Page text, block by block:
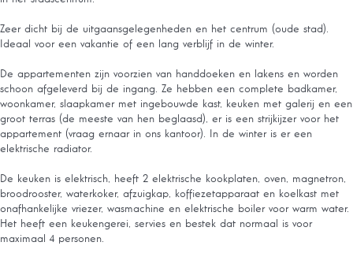
Zeer dicht bij de uitgaansgelegenheden en het centrum (oude stad).
Ideaal voor een vakantie of een lang verblijf in de winter.
De appartementen zijn voorzien van handdoeken en lakens en worden
schoon afgeleverd bij de ingang. Ze hebben een complete badkamer,
woonkamer, slaapkamer met ingebouwde kast, keuken met galerij en een
groot terras (de meeste van hen beglaasd), er is een strijkijzer voor het
appartement (vraag ernaar in ons kantoor). In de winter is er een
elektrische radiator.
De keuken is elektrisch, heeft 2 elektrische kookplaten, oven, magnetron,
broodrooster, waterkoker, afzuigkap, koffiezetapparaat en koelkast met
onafhankelijke vriezer, wasmachine en elektrische boiler voor warm water.
Het heeft een keukengerei, servies en bestek dat normaal is voor
maximaal 4 personen.